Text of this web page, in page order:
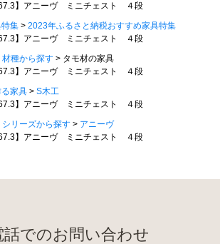
67.3】アニーヴ ミニチェスト ４段
集
2023年ふるさと納税おすすめ家具特集
67.3】アニーヴ ミニチェスト ４段
材種から探す
タモ材の家具
67.3】アニーヴ ミニチェスト ４段
家具
S木工
67.3】アニーヴ ミニチェスト ４段
シリーズから探す
アニーヴ
67.3】アニーヴ ミニチェスト ４段
話でのお問い合わせ